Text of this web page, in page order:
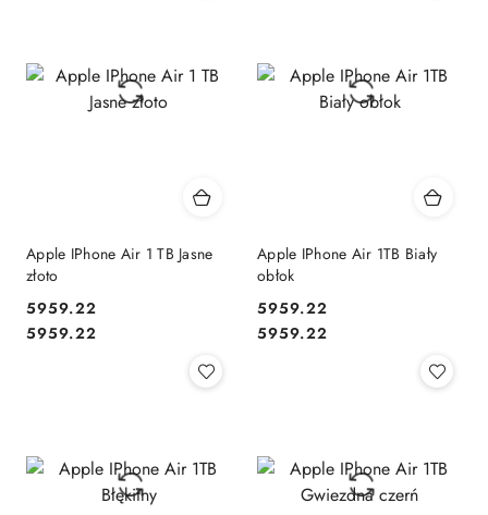
Apple IPhone Air 1 TB Jasne
złoto
Cena:
5959.22
Cena:
5959.22
Apple IPhone Air 1TB Biały
obłok
Cena:
5959.22
Cena:
5959.22